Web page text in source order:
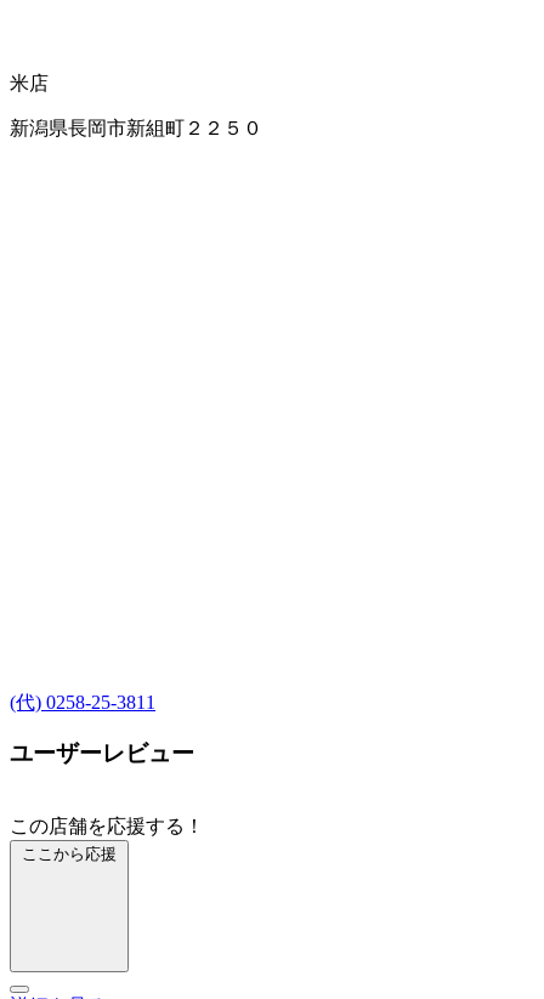
米店
新潟県長岡市新組町２２５０
(代) 0258-25-3811
ユーザーレビュー
この店舗を応援する！
ここから応援